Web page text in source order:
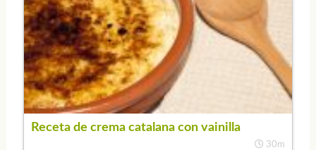
Receta de crema catalana con vainilla
30m